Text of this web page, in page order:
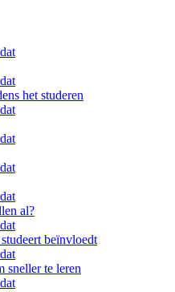
het studeren
al?
beïnvloedt
sneller te leren